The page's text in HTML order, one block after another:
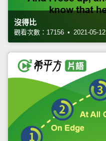
沒得比
觀看次數：17156 • 2021-05-12